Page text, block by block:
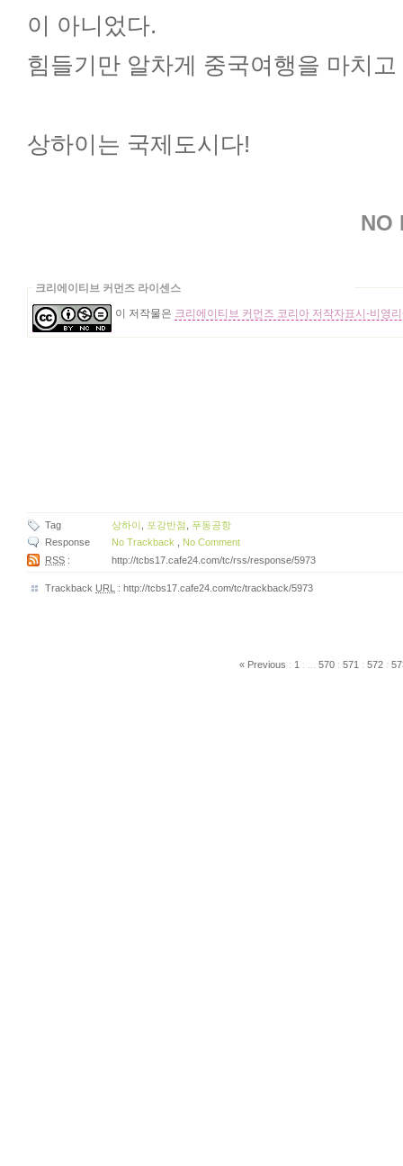
이 아니었다.
힘들기만 알차게 중국여행을 마치
상하이는 국제도시다!
NO
크리에이티브 커먼즈 라이센스
이 저작물은 크리에이티브 커먼즈 코리아 저작자표시-비영
Tag 상하이 포강반점
푸동공항
Response
No Trackback , No Comment
RSS : http://tcbs17.cafe24.com/tc/rss/response/5973
Trackback URL : http://tcbs17.cafe24.com/tc/trackback/5973
« Previous : 1 : 570 : 571 : 572 :